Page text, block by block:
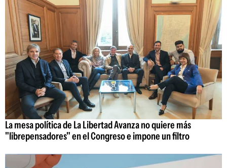
La mesa política de La Libertad Avanza no quiere más
"librepensadores" en el Congreso e impone un filtro